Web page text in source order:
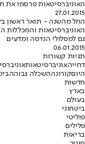
האוניברסיטאות פרסמו את
27.01.2015
החל מהשנה - תואר ראשון
האוניברסיטאות והמכללות
גם למסלולי הנדסה ומדעים
06.01.2015
תגיות קשורות
דחייהאוניברסיטאות
היוםקורונההשכלה גבוהה
חדשות
בארץ
בעולם
ביטחוני
פוליטי
פלילים
בריאות